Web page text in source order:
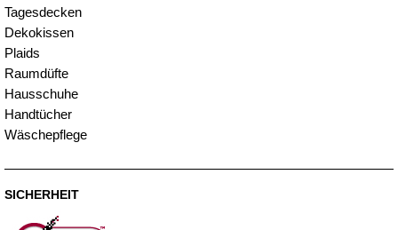
Tagesdecken
Dekokissen
Plaids
Raumdüfte
Hausschuhe
Handtücher
Wäschepflege
SICHERHEIT